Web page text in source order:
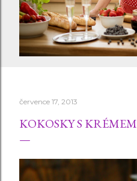
července 17, 2013
KOKOSKY S KRÉMEM